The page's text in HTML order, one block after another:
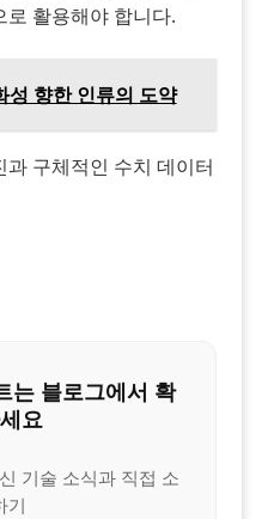
활용해야 합니다.
성 향한 인류의 도약
구체적인 수치 데이터
는 블로그에서 확
요
기술 소식과 직접 소
기